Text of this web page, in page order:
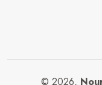
© 2026,